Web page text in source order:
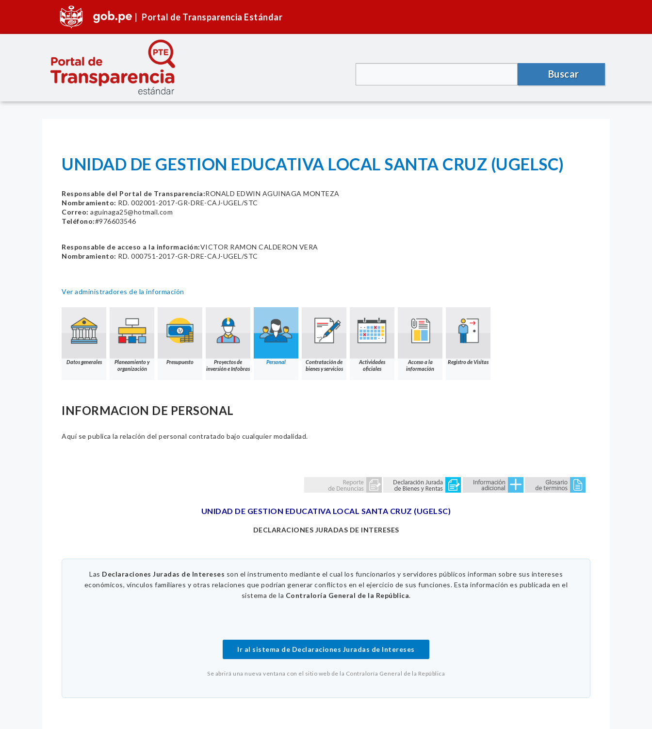
Portal de Transparencia Estándar
Buscar
UNIDAD DE GESTION EDUCATIVA LOCAL SANTA CRUZ (UGELSC)
Responsable del Portal de Transparencia:RONALD EDWIN AGUINAGA MONTEZA
Nombramiento: RD. 002001-2017-GR-DRE-CAJ-UGEL/STC
Correo: aguinaga25@hotmail.com
Teléfono:#976603546
Responsable de acceso a la información:VICTOR RAMON CALDERON VERA
Nombramiento: RD. 000751-2017-GR-DRE-CAJ-UGEL/STC
Ver administradores de la información
Datos generales
Planeamiento y
organización
Presupuesto
Proyectos de
inversión e Infobras
Personal
Contratación de
bienes y servicios
Actividades
oficiales
Acceso a la
información
Registro de Visitas
INFORMACION DE PERSONAL
Aquí se publica la relación del personal contratado bajo cualquier modalidad.
UNIDAD DE GESTION EDUCATIVA LOCAL SANTA CRUZ (UGELSC)
DECLARACIONES JURADAS DE INTERESES
Las Declaraciones Juradas de Intereses son el instrumento mediante el cual los funcionarios y servidores públicos informan sobre sus intereses
económicos, vínculos familiares y otras relaciones que podrían generar conflictos en el ejercicio de sus funciones. Esta información es publicada en el
sistema de la Contraloría General de la República.
Ir al sistema de Declaraciones Juradas de Intereses
Se abrirá una nueva ventana con el sitio web de la Contraloría General de la República